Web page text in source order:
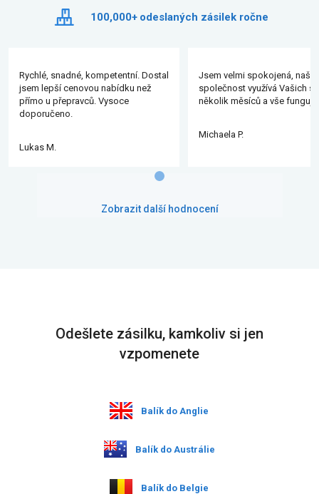
100,000+ odeslaných zásilek ročne
Rychlé, snadné, kompetentní. Dostal
jsem lepší cenovou nabídku než
přímo u přepravců. Vysoce
doporučeno.
Lukas M.
Jsem velmi spokojená, naše
společnost využívá Vašich
několik měsíců a vše funguje.
Michaela P.
Zobrazit další hodnocení
Odešlete zásilku, kamkoliv si jen
vzpomenete
Balík do Anglie
Balík do Austrálie
Balík do Belgie